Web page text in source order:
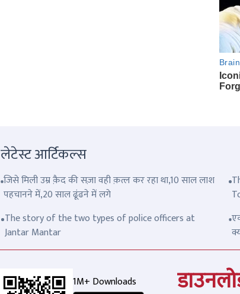
लेटेस्ट आर्टिकल्स
जिसे मिली उम्र क़ैद की सज़ा वही क़त्ल कर रहा था,10 साल लाश
पहचानने में,20 साल ढूंढने में लगे
The story of the two types of police officers at
Jantar Mantar
1M+ Downloads